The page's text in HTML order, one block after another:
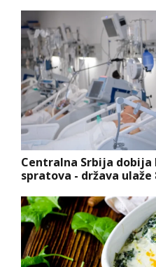
Centralna Srbija dobija
spratova - država